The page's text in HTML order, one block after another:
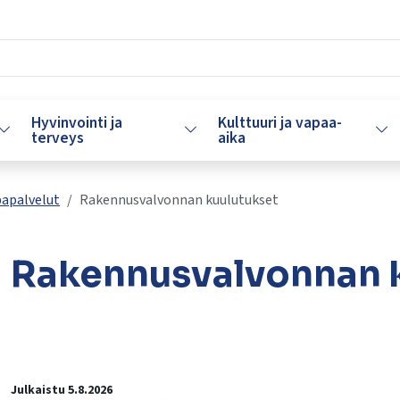
alasvetovalikkoa
Hyvinvointi ja
terveys Vaihda alasvetovalikkoa
Kulttuuri ja vapaa-
aika
Rakennusvalvonnan kuulutukset
Julkaistu 5.8.2026